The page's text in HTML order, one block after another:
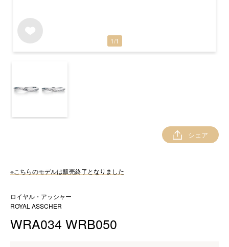
※こちらのモデルは販売終了となりました
ロイヤル・アッシャー
ROYAL ASSCHER
WRA034 WRB050
1/1
シェア